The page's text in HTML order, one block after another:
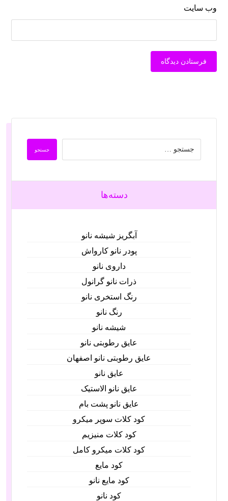
وب‌ سایت
دسته‌ها
آبگریز شیشه نانو
پودر نانو کارواش
داروی نانو
ذرات نانو گرانول
رنگ استخری نانو
رنگ نانو
شیشه نانو
عایق رطوبتی نانو
عایق رطوبتی نانو اصفهان
عایق نانو
عایق نانو الاستیک
عایق نانو پشت بام
کود کلات سوپر میکرو
کود کلات منیزیم
کود کلات میکرو کامل
کود مایع
کود مایع نانو
کود نانو